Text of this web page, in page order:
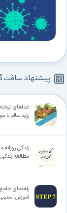
پیشنهاد سافت
غذاهای نپخته
رژیم سالم با
زندگی روزانه
مطالعه زندگی
راهنمای جامع STEP 7
آموزش استیپ 7